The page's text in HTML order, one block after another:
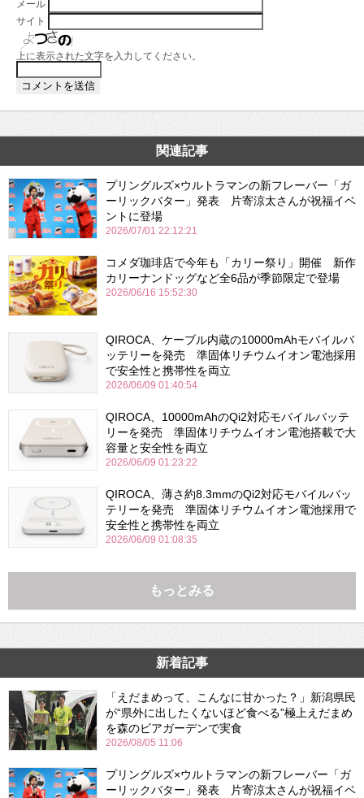
メール
サイト
上に表示された文字を入力してください。
関連記事
プリングルズ×ウルトラマンの新フレーバー「ガ
ーリックバター」発表 片寄涼太さんが祝福イベ
ントに登場
2026/07/01 22:12:21
コメダ珈琲店で今年も「カリー祭り」開催 新作
カリーナンドッグなど全6品が季節限定で登場
2026/06/16 15:52:30
QIROCA、ケーブル内蔵の10000mAhモバイルバ
ッテリーを発売 準固体リチウムイオン電池採用
で安全性と携帯性を両立
2026/06/09 01:40:54
QIROCA、10000mAhのQi2対応モバイルバッテ
リーを発売 準固体リチウムイオン電池搭載で大
容量と安全性を両立
2026/06/09 01:23:22
QIROCA、薄さ約8.3mmのQi2対応モバイルバッ
テリーを発売 準固体リチウムイオン電池採用で
安全性と携帯性を両立
2026/06/09 01:08:35
もっとみる
新着記事
「えだまめって、こんなに甘かった？」新潟県民
が“県外に出したくないほど食べる”極上えだまめ
を森のビアガーデンで実食
2026/08/05 11:06
プリングルズ×ウルトラマンの新フレーバー「ガ
ーリックバター」発表 片寄涼太さんが祝福イベ